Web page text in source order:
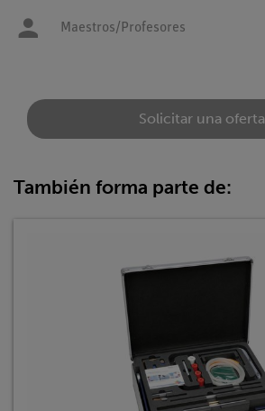
Maestros/Profesores
Solicitar una oferta
También forma parte de: